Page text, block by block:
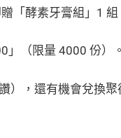
「酵素牙膏組」1 組
」（限量 4000 份）。
），還有機會兌換